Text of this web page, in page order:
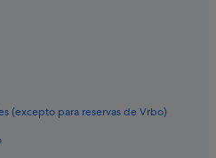
(excepto para reservas de Vrbo)